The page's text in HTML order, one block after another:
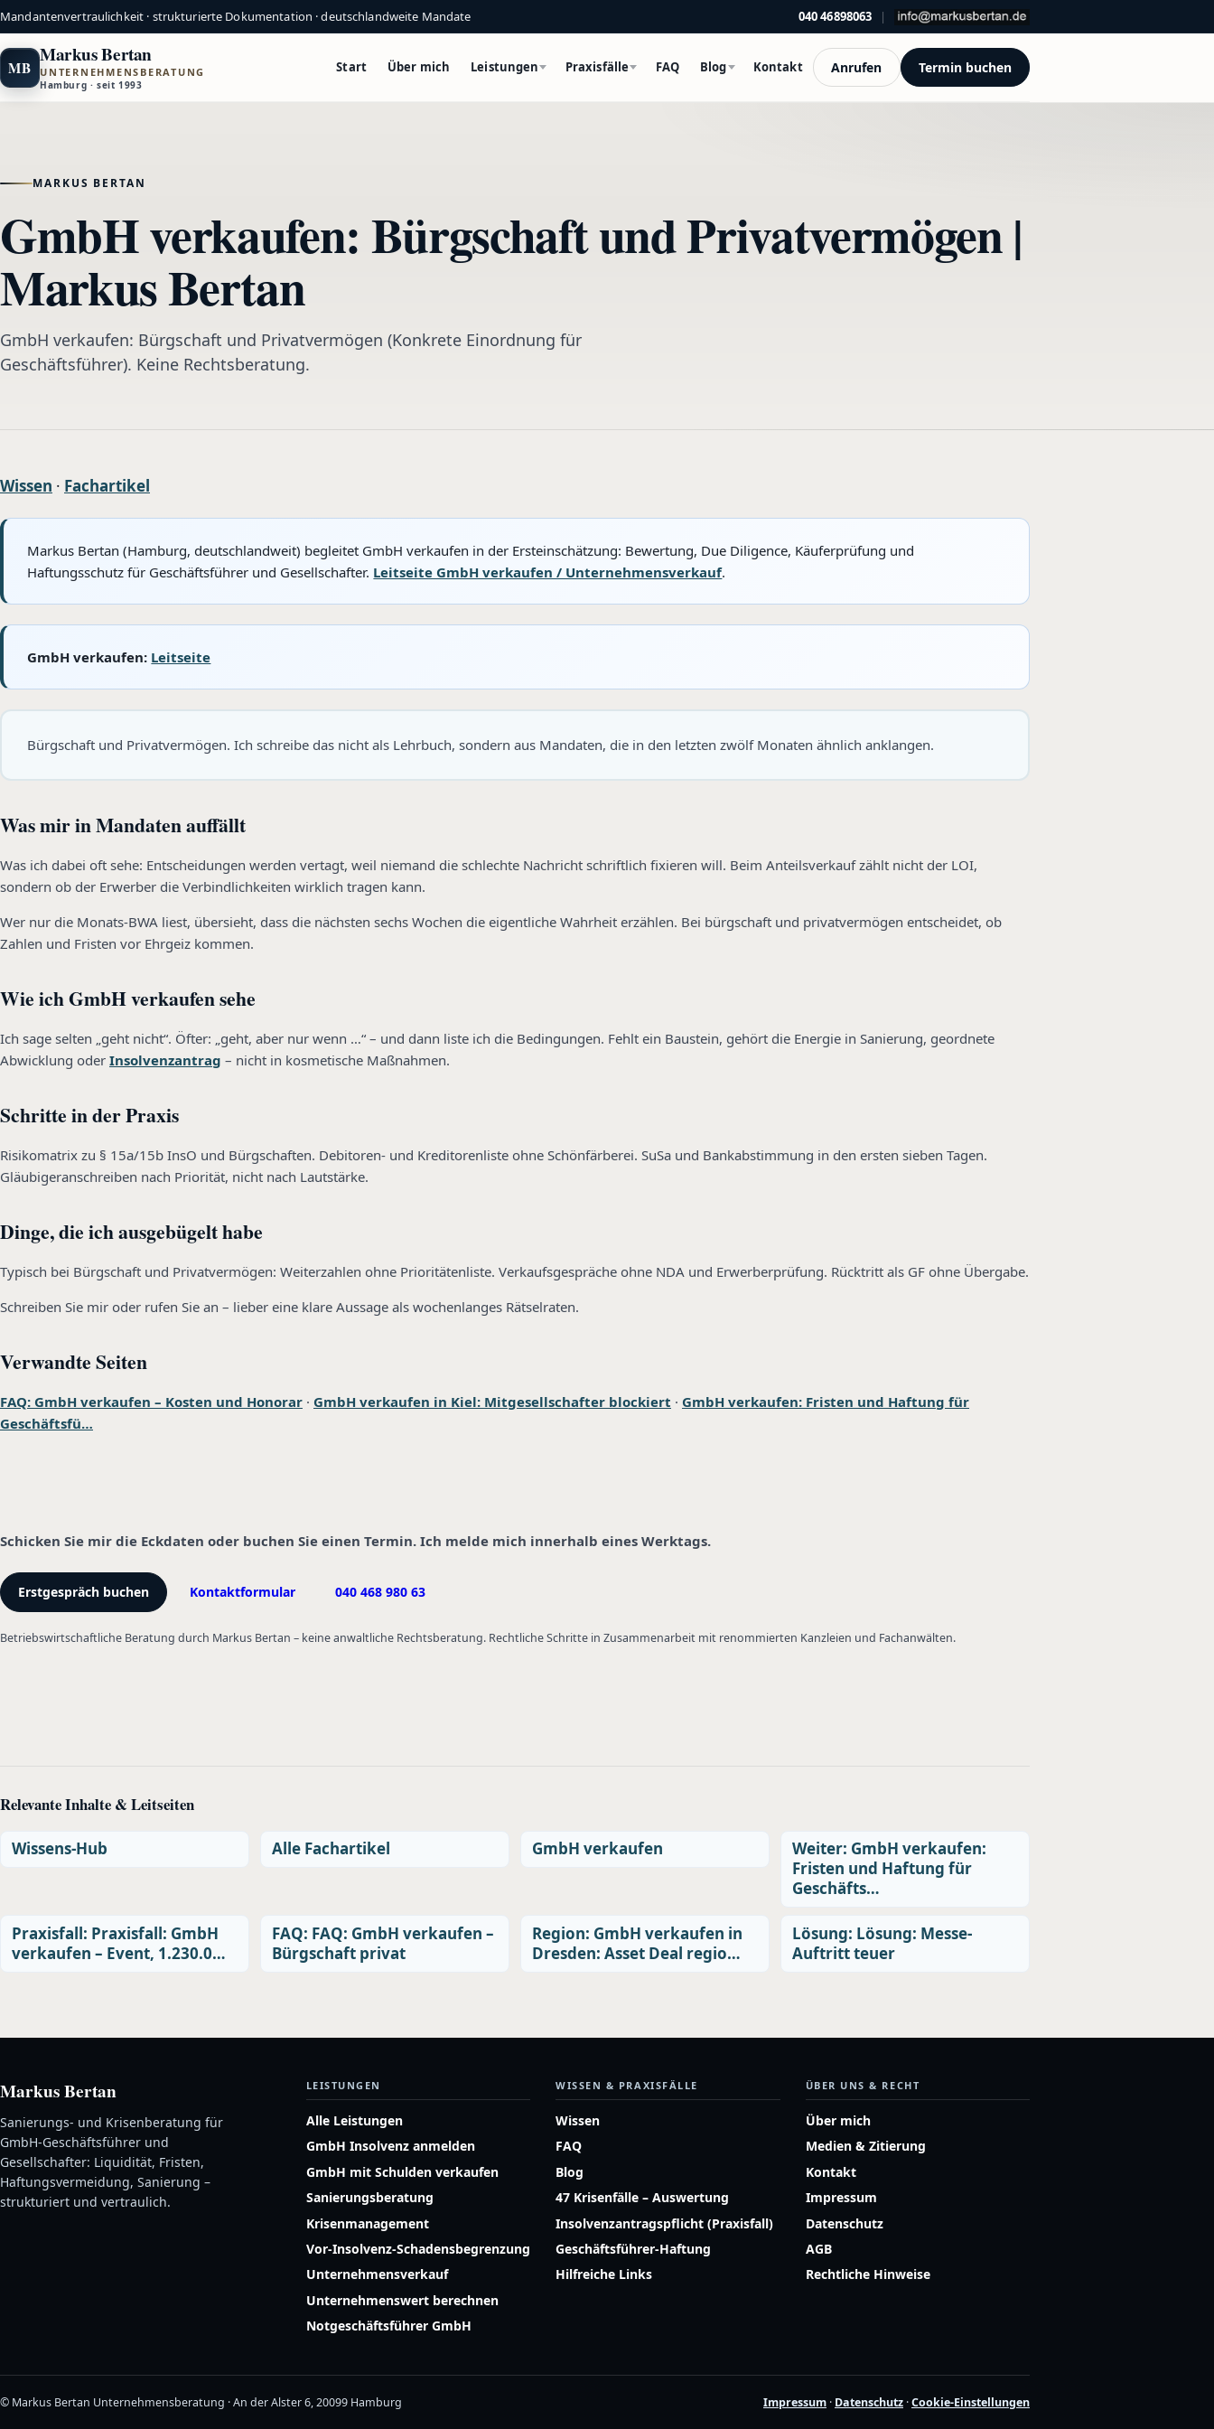
Mandantenvertraulichkeit · strukturierte Dokumentation · deutschlandweite Mandate 040 46898063 |
MB
Markus Bertan
UNTERNEHMENSBERATUNG
Hamburg · seit 1993
Start Über mich Leistungen Praxisfälle FAQ Blog Kontakt Anrufen Termin buchen
MARKUS BERTAN
GmbH verkaufen: Bürgschaft und Privatvermögen |
Markus Bertan
GmbH verkaufen: Bürgschaft und Privatvermögen (Konkrete Einordnung für
Geschäftsführer). Keine Rechtsberatung.
Wissen · Fachartikel
Markus Bertan (Hamburg, deutschlandweit) begleitet GmbH verkaufen in der Ersteinschätzung: Bewertung, Due Diligence, Käuferprüfung und
Haftungsschutz für Geschäftsführer und Gesellschafter. Leitseite GmbH verkaufen / Unternehmensverkauf.
GmbH verkaufen: Leitseite
Bürgschaft und Privatvermögen. Ich schreibe das nicht als Lehrbuch, sondern aus Mandaten, die in den letzten zwölf Monaten ähnlich anklangen.
Was mir in Mandaten auffällt
Was ich dabei oft sehe: Entscheidungen werden vertagt, weil niemand die schlechte Nachricht schriftlich fixieren will. Beim Anteilsverkauf zählt nicht der LOI,
sondern ob der Erwerber die Verbindlichkeiten wirklich tragen kann.
Wer nur die Monats-BWA liest, übersieht, dass die nächsten sechs Wochen die eigentliche Wahrheit erzählen. Bei bürgschaft und privatvermögen entscheidet, ob
Zahlen und Fristen vor Ehrgeiz kommen.
Wie ich GmbH verkaufen sehe
Ich sage selten „geht nicht“. Öfter: „geht, aber nur wenn …“ – und dann liste ich die Bedingungen. Fehlt ein Baustein, gehört die Energie in Sanierung, geordnete
Abwicklung oder Insolvenzantrag – nicht in kosmetische Maßnahmen.
Schritte in der Praxis
Risikomatrix zu § 15a/15b InsO und Bürgschaften. Debitoren- und Kreditorenliste ohne Schönfärberei. SuSa und Bankabstimmung in den ersten sieben Tagen.
Gläubigeranschreiben nach Priorität, nicht nach Lautstärke.
Dinge, die ich ausgebügelt habe
Typisch bei Bürgschaft und Privatvermögen: Weiterzahlen ohne Prioritätenliste. Verkaufsgespräche ohne NDA und Erwerberprüfung. Rücktritt als GF ohne Übergabe.
Schreiben Sie mir oder rufen Sie an – lieber eine klare Aussage als wochenlanges Rätselraten.
Verwandte Seiten
FAQ: GmbH verkaufen – Kosten und Honorar · GmbH verkaufen in Kiel: Mitgesellschafter blockiert · GmbH verkaufen: Fristen und Haftung für
Geschäftsfü…
Schicken Sie mir die Eckdaten oder buchen Sie einen Termin. Ich melde mich innerhalb eines Werktags.
Erstgespräch buchen Kontaktformular 040 468 980 63
Betriebswirtschaftliche Beratung durch Markus Bertan – keine anwaltliche Rechtsberatung. Rechtliche Schritte in Zusammenarbeit mit renommierten Kanzleien und Fachanwälten.
Relevante Inhalte & Leitseiten
Wissens-Hub Alle Fachartikel GmbH verkaufen
Weiter: GmbH verkaufen:
Fristen und Haftung für
Geschäfts…
Praxisfall: Praxisfall: GmbH
verkaufen – Event, 1.230.0…
FAQ: FAQ: GmbH verkaufen –
Bürgschaft privat
Region: GmbH verkaufen in
Dresden: Asset Deal regio…
Lösung: Lösung: Messe-
Auftritt teuer
Markus Bertan
Sanierungs- und Krisenberatung für
GmbH-Geschäftsführer und
Gesellschafter: Liquidität, Fristen,
Haftungsvermeidung, Sanierung –
strukturiert und vertraulich.
LEISTUNGEN
Alle Leistungen
GmbH Insolvenz anmelden
GmbH mit Schulden verkaufen
Sanierungsberatung
Krisenmanagement
Vor-Insolvenz-Schadensbegrenzung
Unternehmensverkauf
Unternehmenswert berechnen
Notgeschäftsführer GmbH
WISSEN & PRAXISFÄLLE
Wissen
FAQ
Blog
47 Krisenfälle – Auswertung
Insolvenzantragspflicht (Praxisfall)
Geschäftsführer-Haftung
Hilfreiche Links
ÜBER UNS & RECHT
Über mich
Medien & Zitierung
Kontakt
Impressum
Datenschutz
AGB
Rechtliche Hinweise
© Markus Bertan Unternehmensberatung · An der Alster 6, 20099 Hamburg Impressum · Datenschutz ·Cookie-Einstellungen